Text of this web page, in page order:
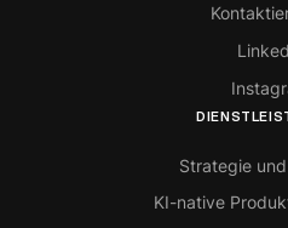
Strategie
KI-native